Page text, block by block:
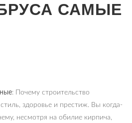
САМЫЕ
: Почему строительство
здоровье и престиж. Вы когда-
несмотря на обилие кирпича,